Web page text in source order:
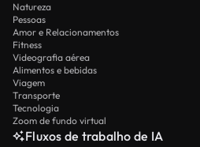
Natureza
Pessoas
Amor e Relacionamentos
Fitness
Videografia aérea
Alimentos e bebidas
Viagem
Transporte
Tecnologia
Zoom de fundo virtual
Fluxos de trabalho de IA